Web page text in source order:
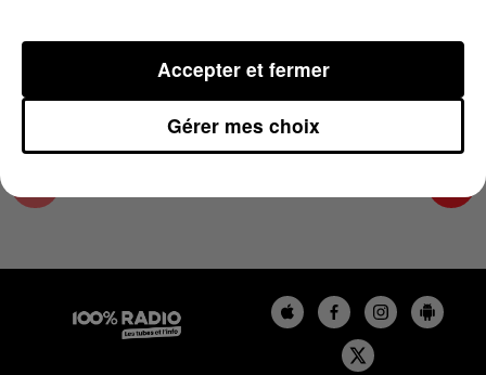
Podcasts infos du Pays Catalan
Gérer mes choix
Accepter et fermer